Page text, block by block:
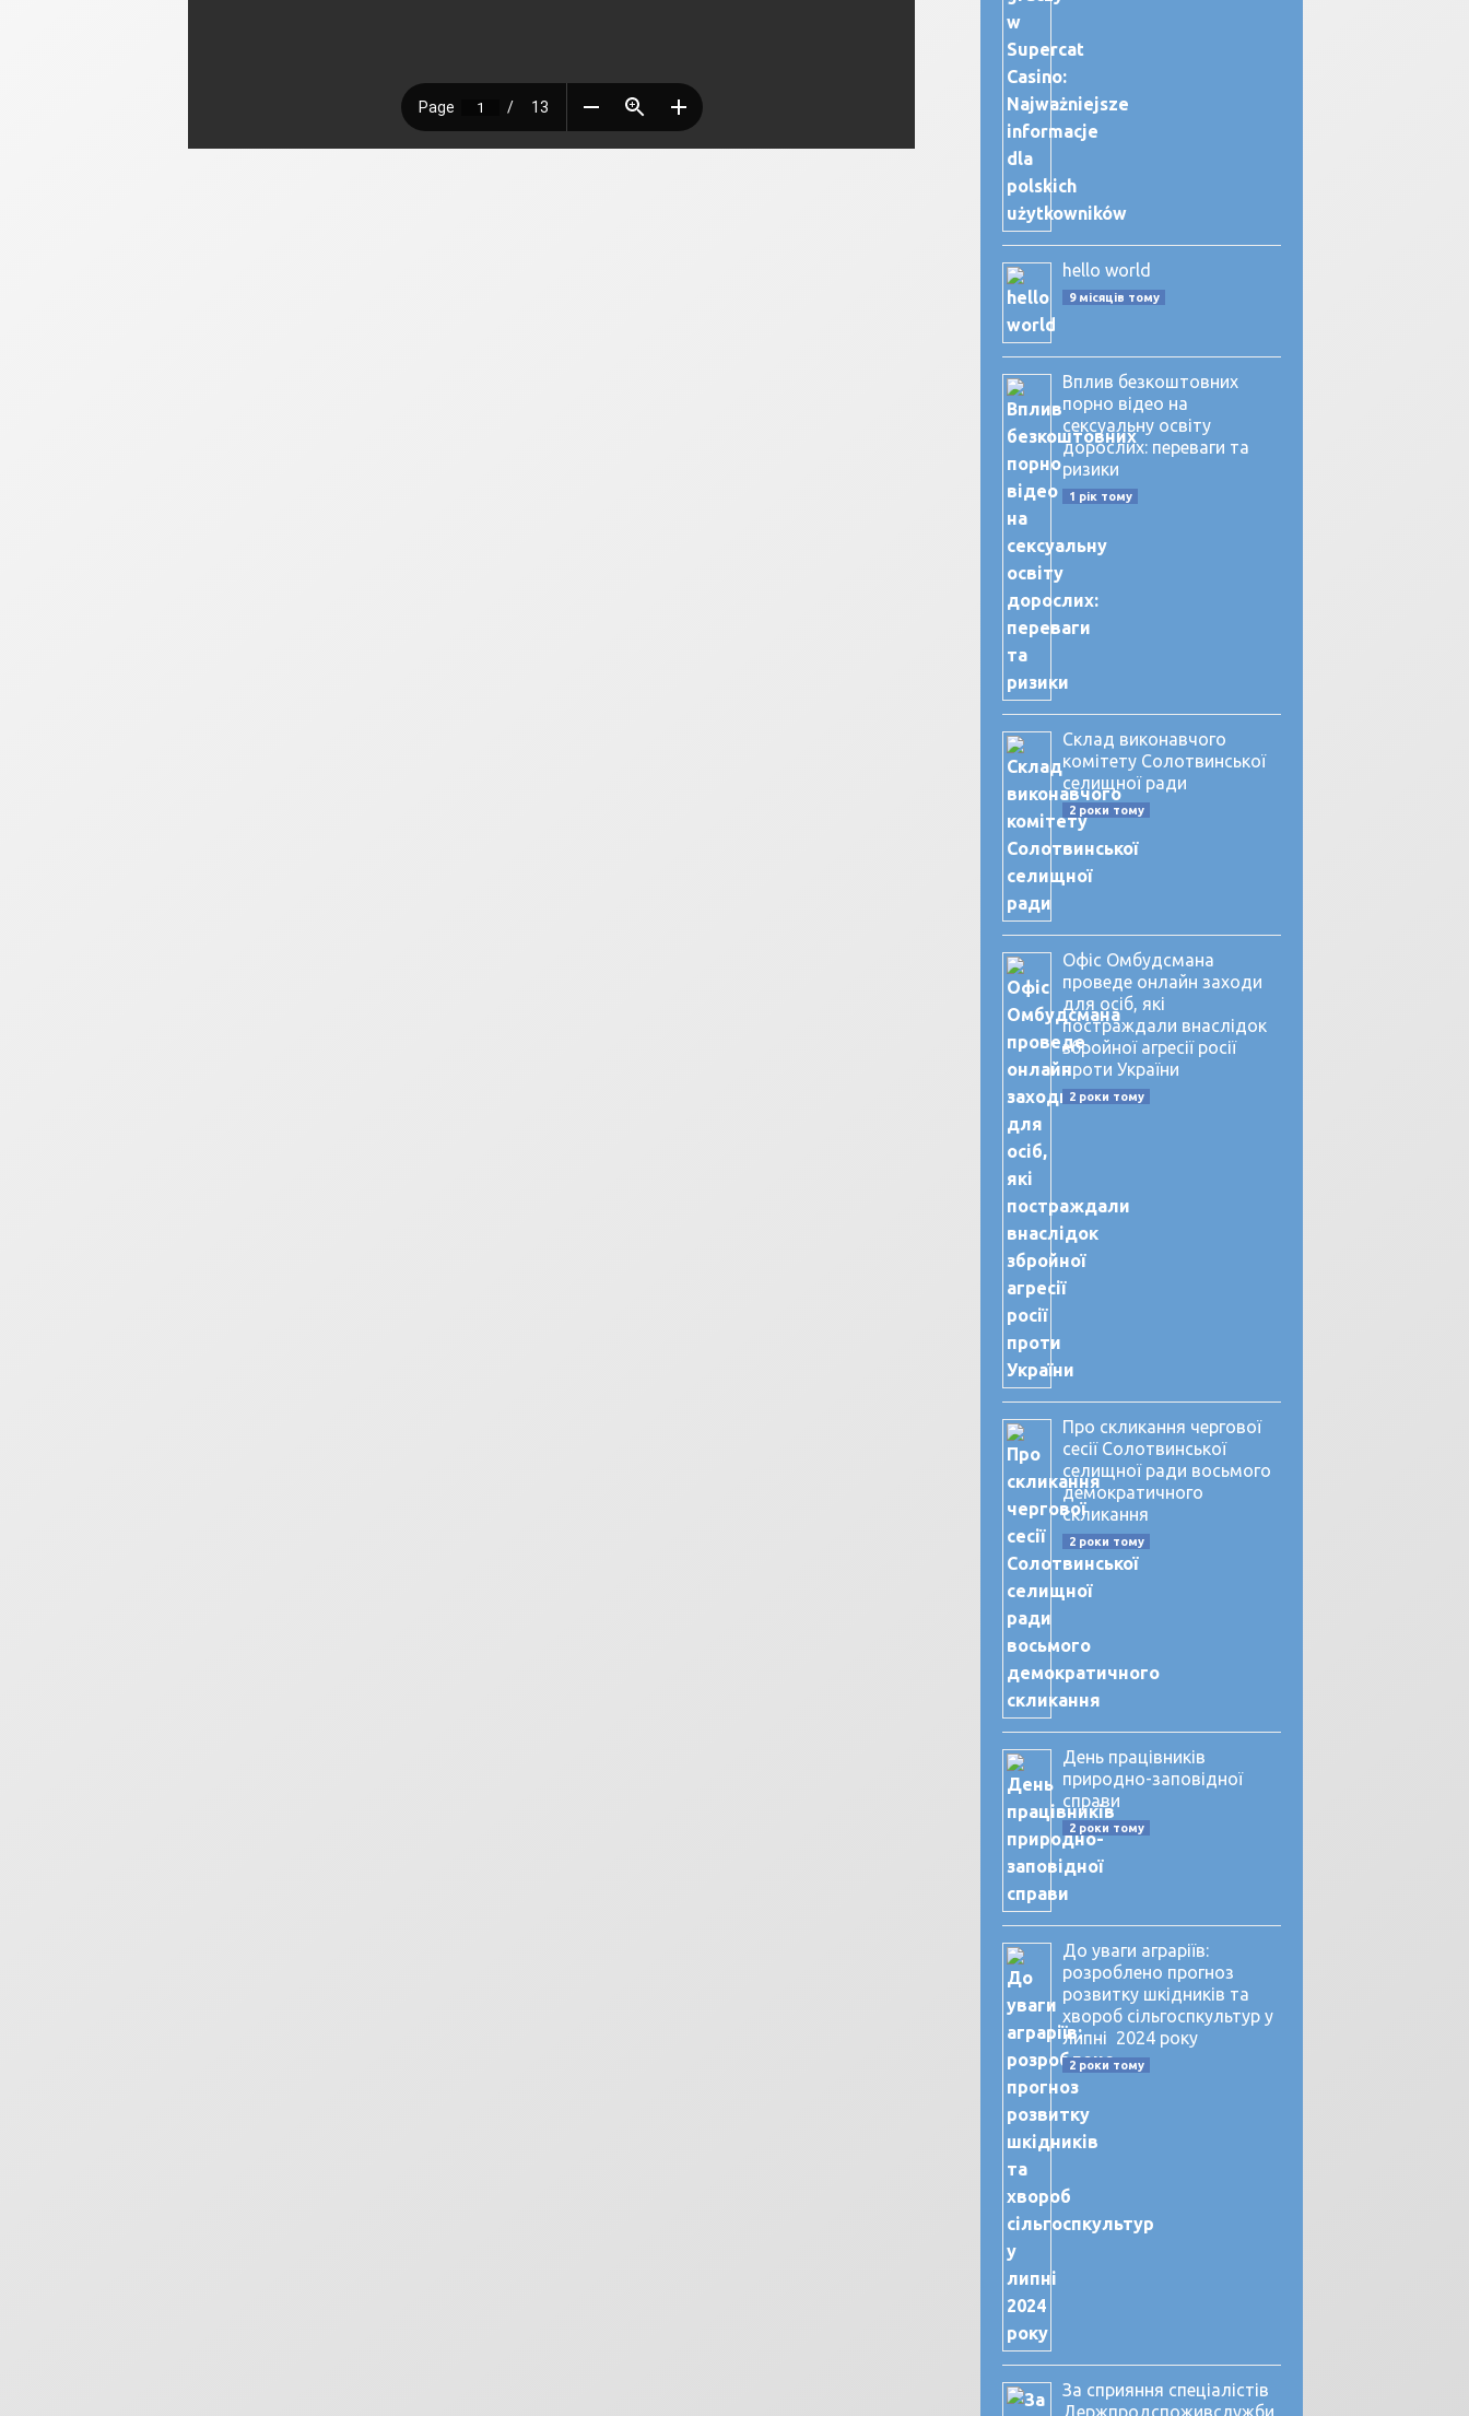
hello world
9 місяців тому
Вплив безкоштовних
порно відео на
сексуальну освіту
дорослих: переваги та
ризики
1 рік тому
Склад виконавчого
комітету Солотвинської
селищної ради
2 роки тому
Офіс Омбудсмана
проведе онлайн заходи
для осіб, які
постраждали внаслідок
збройної агресії росії
проти України
2 роки тому
Про скликання чергової
сесії Солотвинської
селищної ради восьмого
демократичного
скликання
2 роки тому
День працівників
природно-заповідної
справи
2 роки тому
До уваги аграріїв:
розроблено прогноз
розвитку шкідників та
хвороб сільгоспкультур у
липні 2024 року
2 роки тому
За сприяння спеціалістів
Держпродспоживслужби